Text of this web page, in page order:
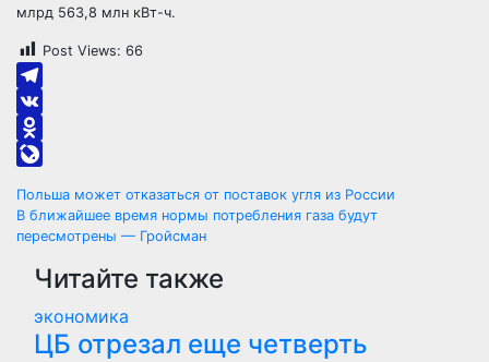
млрд 563,8 млн кВт-ч.
Post Views: 66
Telegram
VK
Odnoklassniki
Навигация
по
записям
Польша может отказаться от поставок угля из России
В ближайшее время нормы потребления газа будут
пересмотрены — Гройсман
Читайте также
экономика
ЦБ отрезал еще четверть